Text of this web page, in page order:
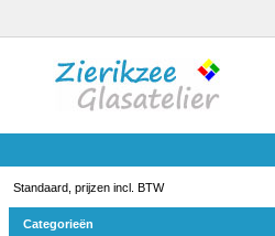
Standaard, prijzen incl. BTW
Categorieën